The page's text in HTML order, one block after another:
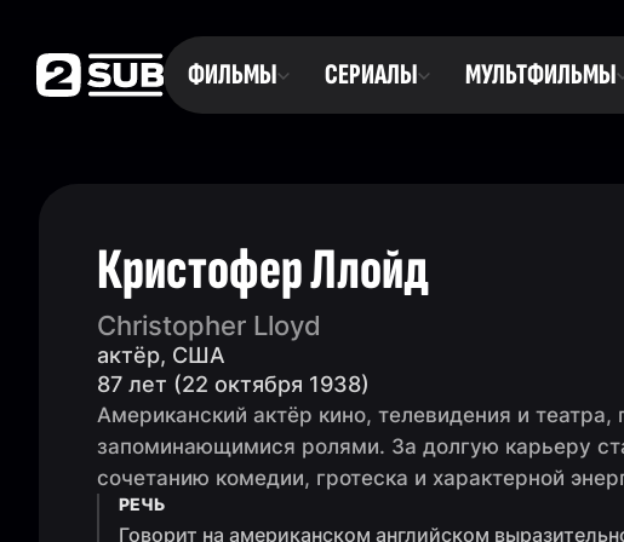
ФИЛЬМЫ СЕРИАЛЫ МУЛЬТФИЛЬМЫ
Кристофер Ллойд
Christopher Lloyd
актёр, США
87 лет (22 октября 1938)
Американский актёр кино, телевидения и
запоминающимися ролями. За долгую карьеру
сочетанию комедии, гротеска и характерной
РЕЧЬ
Говорит на американском английском